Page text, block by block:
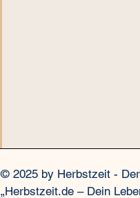
© 2025 by Herbstzeit -
„Herbstzeit.de – Dein